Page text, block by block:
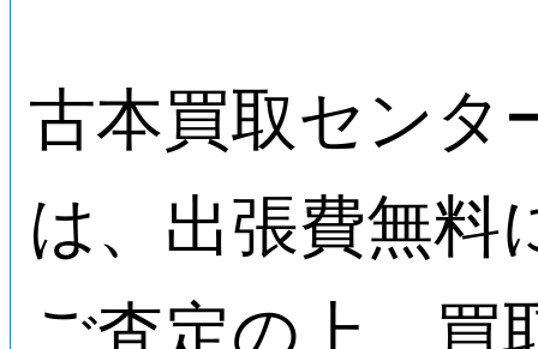
古本買取センタ
は、出張費無料
ご査定の上、買